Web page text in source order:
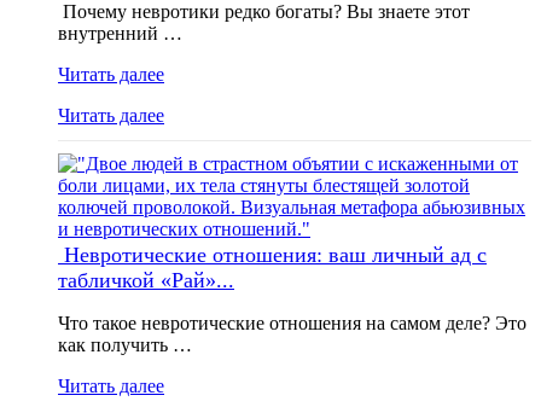
Почему невротики редко богаты? Вы знаете этот
внутренний …
Читать далее
Читать далее
Невротические отношения: ваш личный ад с
табличкой «Рай»...
Что такое невротические отношения на самом деле? Это
как получить …
Читать далее